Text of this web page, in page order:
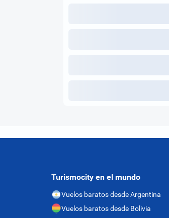
Turismocity en el mundo
Vuelos baratos desde Argentina
Vuelos baratos desde Bolivia